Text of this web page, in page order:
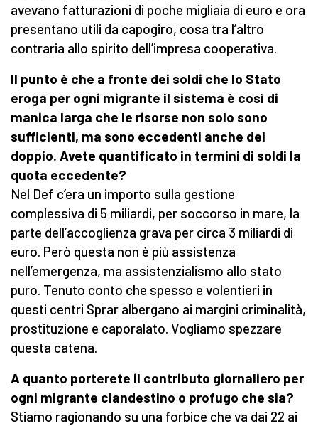
avevano fatturazioni di poche migliaia di euro e ora
presentano utili da capogiro, cosa tra l’altro
contraria allo spirito dell’impresa cooperativa.
Il punto è che a fronte dei soldi che lo Stato
eroga per ogni migrante il sistema è così di
manica larga che le risorse non solo sono
sufficienti, ma sono eccedenti anche del
doppio. Avete quantificato in termini di soldi la
quota eccedente?
Nel Def c’era un importo sulla gestione
complessiva di 5 miliardi, per soccorso in mare, la
parte dell’accoglienza grava per circa 3 miliardi di
euro. Però questa non è più assistenza
nell’emergenza, ma assistenzialismo allo stato
puro. Tenuto conto che spesso e volentieri in
questi centri Sprar albergano ai margini criminalità,
prostituzione e caporalato. Vogliamo spezzare
questa catena.
A quanto porterete il contributo giornaliero per
ogni migrante clandestino o profugo che sia?
Stiamo ragionando su una forbice che va dai 22 ai